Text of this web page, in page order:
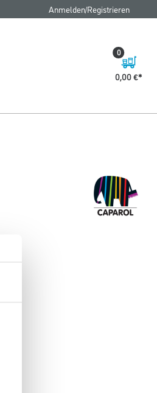
Anmelden/Registrieren
0,00 €
0